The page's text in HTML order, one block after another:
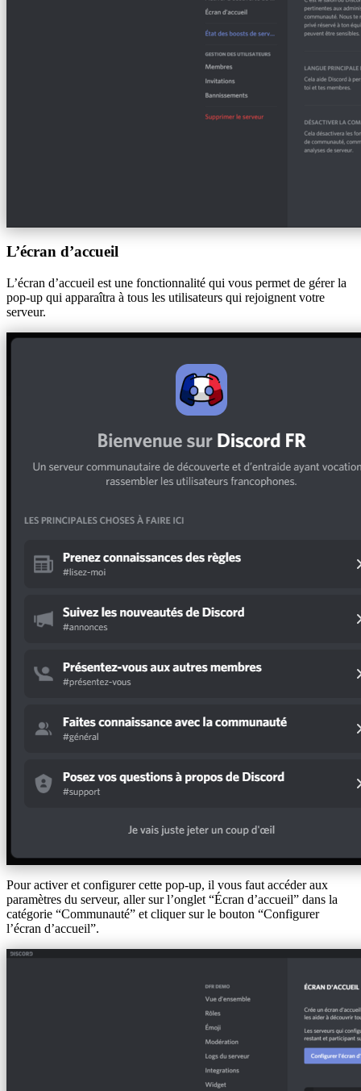
L’écran d’accueil
L’écran d’accueil est une fonctionnalité qui vous permet de gérer la
pop-up qui apparaîtra à tous les utilisateurs qui rejoignent votre
serveur.
Pour activer et configurer cette pop-up, il vous faut accéder aux
paramètres du serveur, aller sur l’onglet “Écran d’accueil” dans la
catégorie “Communauté” et cliquer sur le bouton “Configurer
l’écran d’accueil”.